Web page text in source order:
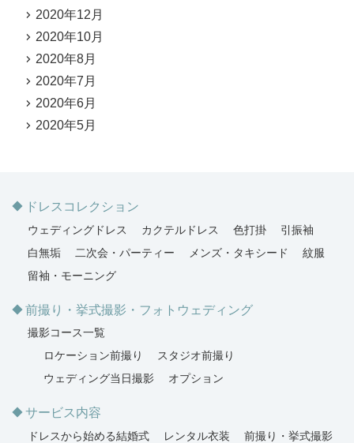
2020年12月
2020年10月
2020年8月
2020年7月
2020年6月
2020年5月
ドレスコレクション
ウェディングドレス カクテルドレス 色打掛
引振袖
白無垢
二次会・パーティー メンズ・タキシード
紋服
留袖・モーニング
前撮り・挙式撮影・フォトウェディング
撮影コース一覧
ロケーション前撮り
スタジオ前撮り
ウェディング当日撮影
オプション
サービス内容
ドレスから始める結婚式 レンタル衣装 前撮り・挙式撮影